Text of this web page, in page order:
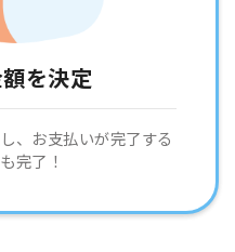
を決定
、お支払いが完了する
完了！